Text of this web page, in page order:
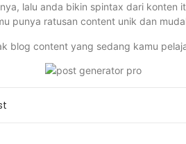
lalu anda bikin spintax dari konten
punya ratusan content unik dan
blog content yang sedang kamu